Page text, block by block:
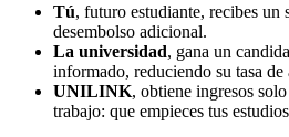
Tú, futuro estudiante, recibes un
desembolso adicional.
La universidad, gana un
informado, reduciendo su tasa de
UNILINK, obtiene ingresos
trabajo: que empieces tus